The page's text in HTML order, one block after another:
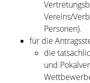
Vereins/
Personen).
für die
die
und